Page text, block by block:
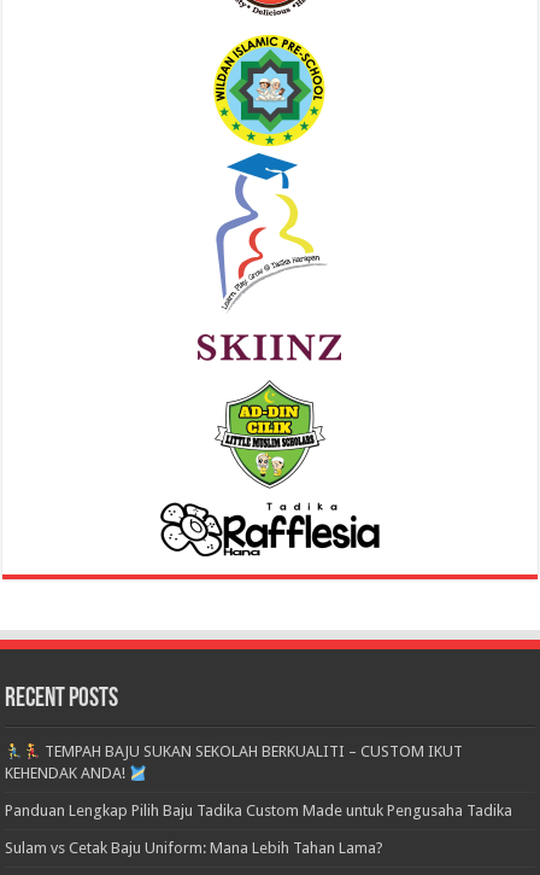
Recent Posts
TEMPAH BAJU SUKAN SEKOLAH BERKUALITI – CUSTOM IKUT
KEHENDAK ANDA!
Panduan Lengkap Pilih Baju Tadika Custom Made untuk Pengusaha Tadika
Sulam vs Cetak Baju Uniform: Mana Lebih Tahan Lama?